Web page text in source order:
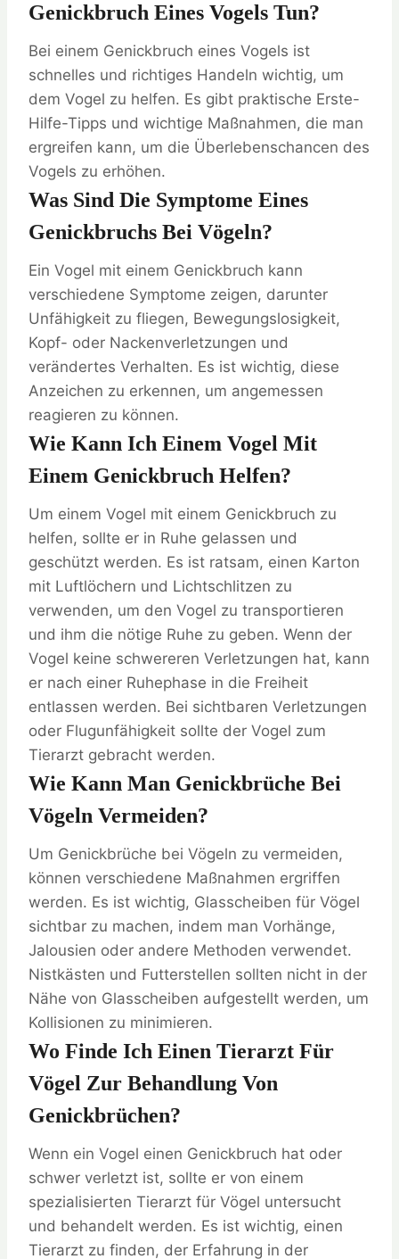
Genickbruch Eines Vogels Tun?
Bei einem Genickbruch eines Vogels ist
schnelles und richtiges Handeln wichtig, um
dem Vogel zu helfen. Es gibt praktische Erste-
Hilfe-Tipps und wichtige Maßnahmen, die man
ergreifen kann, um die Überlebenschancen des
Vogels zu erhöhen.
Was Sind Die Symptome Eines
Genickbruchs Bei Vögeln?
Ein Vogel mit einem Genickbruch kann
verschiedene Symptome zeigen, darunter
Unfähigkeit zu fliegen, Bewegungslosigkeit,
Kopf- oder Nackenverletzungen und
verändertes Verhalten. Es ist wichtig, diese
Anzeichen zu erkennen, um angemessen
reagieren zu können.
Wie Kann Ich Einem Vogel Mit
Einem Genickbruch Helfen?
Um einem Vogel mit einem Genickbruch zu
helfen, sollte er in Ruhe gelassen und
geschützt werden. Es ist ratsam, einen Karton
mit Luftlöchern und Lichtschlitzen zu
verwenden, um den Vogel zu transportieren
und ihm die nötige Ruhe zu geben. Wenn der
Vogel keine schwereren Verletzungen hat, kann
er nach einer Ruhephase in die Freiheit
entlassen werden. Bei sichtbaren Verletzungen
oder Flugunfähigkeit sollte der Vogel zum
Tierarzt gebracht werden.
Wie Kann Man Genickbrüche Bei
Vögeln Vermeiden?
Um Genickbrüche bei Vögeln zu vermeiden,
können verschiedene Maßnahmen ergriffen
werden. Es ist wichtig, Glasscheiben für Vögel
sichtbar zu machen, indem man Vorhänge,
Jalousien oder andere Methoden verwendet.
Nistkästen und Futterstellen sollten nicht in der
Nähe von Glasscheiben aufgestellt werden, um
Kollisionen zu minimieren.
Wo Finde Ich Einen Tierarzt Für
Vögel Zur Behandlung Von
Genickbrüchen?
Wenn ein Vogel einen Genickbruch hat oder
schwer verletzt ist, sollte er von einem
spezialisierten Tierarzt für Vögel untersucht
und behandelt werden. Es ist wichtig, einen
Tierarzt zu finden, der Erfahrung in der